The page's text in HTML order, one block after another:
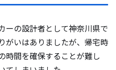
た際の印象と、裏
ーの設計者として神奈川県で
がいはありましたが、帰宅時
時間を確保することが難し